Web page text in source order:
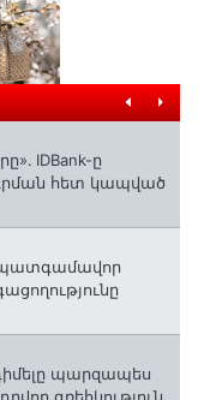
IDBank-ը
հետ կապված
պատգամավոր
պարզապես